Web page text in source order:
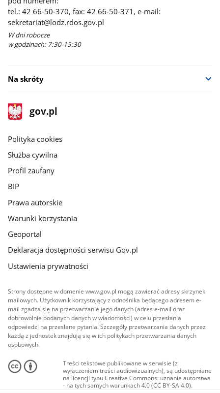
tel.: 42 66-50-370, fax: 42 66-50-371, e-mail:
sekretariat@lodz.rdos.gov.pl
W dni robocze
w godzinach: 7:30-15:30
Na skróty
stopka
gov.pl
Strona
gov.pl
gov.pl
Polityka cookies
Służba cywilna
Profil zaufany
BIP
Prawa autorskie
Warunki korzystania
Geoportal
Deklaracja dostępności serwisu Gov.pl
Ustawienia prywatności
Strony dostępne w domenie www.gov.pl mogą zawierać adresy skrzynek
mailowych. Użytkownik korzystający z odnośnika będącego adresem e-
mail zgadza się na przetwarzanie jego danych (adres e-mail oraz
dobrowolnie podanych danych w wiadomości) w celu przesłania
odpowiedzi na przesłane pytania. Szczegóły przetwarzania danych przez
każdą z jednostek znajdują się w ich politykach przetwarzania danych
osobowych.
Treści tekstowe publikowane w serwisie (z
wyłączeniem treści audiowizualnych), są udostępniane
na licencji typu Creative Commons: uznanie autorstwa
- na tych samych warunkach 4.0 (CC BY-SA 4.0).